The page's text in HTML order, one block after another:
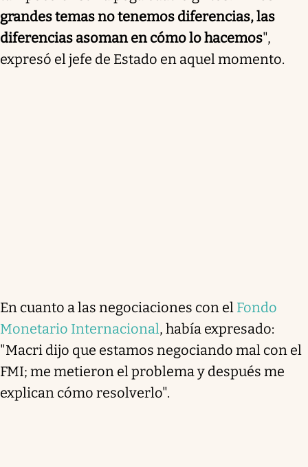
grandes temas no tenemos diferencias, las
diferencias asoman en cómo lo hacemos",
expresó el jefe de Estado en aquel momento.
En cuanto a las negociaciones con el Fondo
Monetario Internacional, había expresado:
"Macri dijo que estamos negociando mal con el
FMI; me metieron el problema y después me
explican cómo resolverlo".